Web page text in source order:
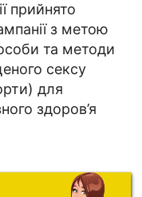
прийнято
з метою
та методи
сексу
для
здоров’я